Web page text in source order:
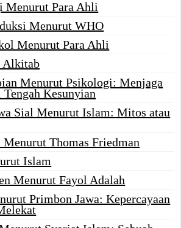
Menurut Para Ahli
Menurut WHO
Menurut Para Ahli
Alkitab
Menurut Psikologi: Menjaga
Kesunyian
Sial Menurut Islam: Mitos atau
Thomas Friedman
Islam
Menurut Fayol Adalah
Primbon Jawa: Kepercayaan